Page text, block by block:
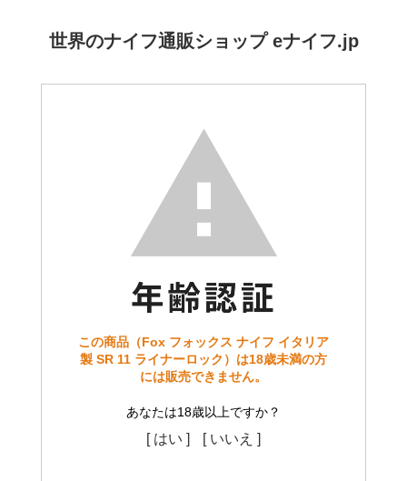
世界のナイフ通販ショップ eナイフ.jp
この商品（Fox フォックス ナイフ イタリア
製 SR 11 ライナーロック）は18歳未満の方
には販売できません。
あなたは18歳以上ですか？
[ はい ] [ いいえ ]